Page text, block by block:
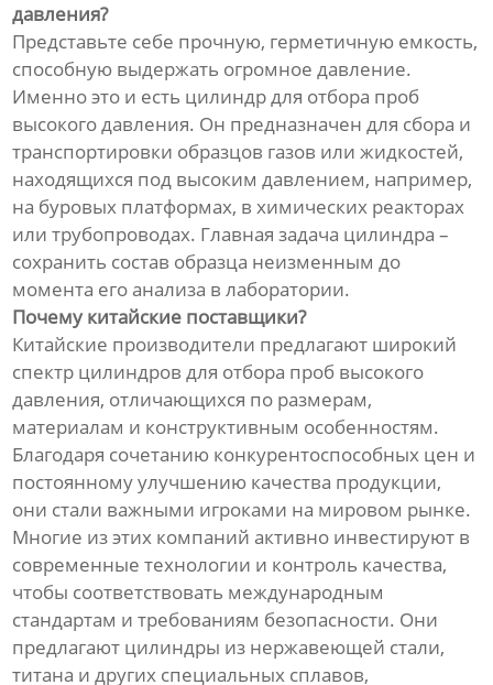
давления?
Представьте себе прочную, герметичную емкость,
способную выдержать огромное давление.
Именно это и есть цилиндр для отбора проб
высокого давления. Он предназначен для сбора и
транспортировки образцов газов или жидкостей,
находящихся под высоким давлением, например,
на буровых платформах, в химических реакторах
или трубопроводах. Главная задача цилиндра –
сохранить состав образца неизменным до
момента его анализа в лаборатории.
Почему китайские поставщики?
Китайские производители предлагают широкий
спектр цилиндров для отбора проб высокого
давления, отличающихся по размерам,
материалам и конструктивным особенностям.
Благодаря сочетанию конкурентоспособных цен и
постоянному улучшению качества продукции,
они стали важными игроками на мировом рынке.
Многие из этих компаний активно инвестируют в
современные технологии и контроль качества,
чтобы соответствовать международным
стандартам и требованиям безопасности. Они
предлагают цилиндры из нержавеющей стали,
титана и других специальных сплавов,